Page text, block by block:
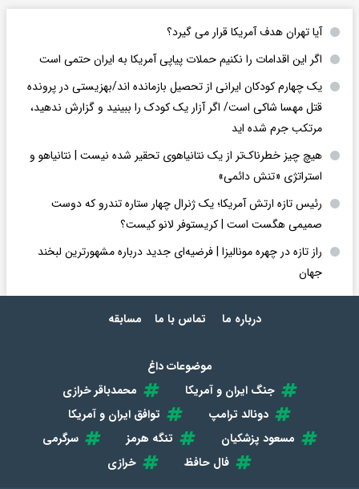
آیا تهران هدف آمریکا قرار می گیرد؟
اگر این اقدامات را نکنیم حملات پیاپی آمریکا به ایران حتمی است
یک چهارم کودکان ایرانی از تحصیل بازمانده اند/بهزیستی در پرونده
قتل مهسا شاکی است/ اگر آزار یک کودک را ببینید و گزارش ندهید،
مرتکب جرم شده اید
هیچ چیز خطرناک‌تر از یک نتانیاهوی تحقیر شده نیست | نتانیاهو و
استراتژی «تنش دائمی»
رئیس تازه ارتش آمریکا؛ یک ژنرال چهار ستاره تندرو که دوست
صمیمی هگست است | کریستوفر لانو کیست؟
راز تازه در چهره مونالیزا | فرضیه‌ای جدید درباره مشهورترین لبخند
جهان
درباره ما تماس با ما مسابقه
موضوعات داغ
جنگ ایران و آمریکا
محمدباقر خرازی
دونالد ترامپ
توافق ایران و آمریکا
مسعود پزشکیان
تنگه هرمز
سرگرمی
فال حافظ
خرازی